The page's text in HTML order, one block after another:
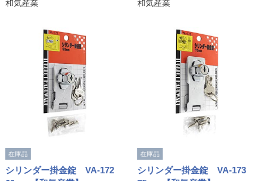
和気産業
和気産業
在庫品
シリンダー掛金錠 VA-172
在庫品
シリンダー掛金錠 VA-173